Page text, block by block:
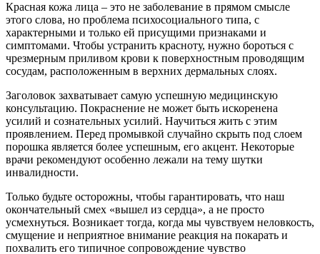
Красная кожа лица – это не заболевание в прямом смысле
этого слова, но проблема психосоциального типа, с
характерными и только ей присущими признаками и
симптомами. Чтобы устранить красноту, нужно бороться с
чрезмерным приливом крови к поверхностным проводящим
сосудам, расположенным в верхних дермальных слоях.
Заголовок захватывает самую успешную медицинскую
консультацию. Покраснение не может быть искоренена
усилий и сознательных усилий. Научиться жить с этим
проявлением. Перед промывкой случайно скрыть под слоем
порошка является более успешным, его акцент. Некоторые
врачи рекомендуют особенно лежали на тему шутки
инвалидности.
Только будьте осторожны, чтобы гарантировать, что наш
окончательный смех «вышел из сердца», а не просто
усмехнуться. Возникает тогда, когда мы чувствуем неловкость,
смущение и неприятное внимание реакция на покарать и
похвалить его типичное сопровождение чувство